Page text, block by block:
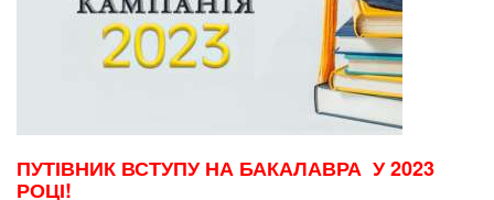
ПУТІВНИК ВСТУПУ НА БАКАЛАВРА У 2023
РОЦІ!